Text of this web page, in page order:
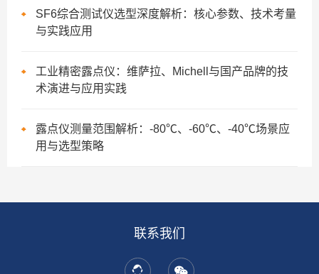
SF6综合测试仪选型深度解析：核心参数、技术考量
与实践应用
工业精密露点仪：维萨拉、Michell与国产品牌的技
术演进与应用实践
露点仪测量范围解析：-80℃、-60℃、-40℃场景应
用与选型策略
联系我们